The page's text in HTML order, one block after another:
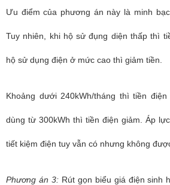
Ưu điểm của phương án này là minh
Tuy nhiên, khi hộ sử đụng diện thấp thì
hộ sử dụng điện ở mức cao thì giảm tiền.
Khoảng dưới 240kWh/tháng thì tiền
dùng từ 300kWh thì tiền điện giảm. Áp
tiết kiệm điện tuy vẫn có nhưng không
Phương án 3:Rút gọn biểu giá điện sinh